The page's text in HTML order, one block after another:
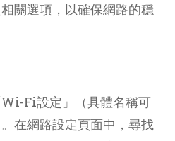
關選項，以確保網路的穩
Fi設定」（具體名稱可
在網路設定頁面中，尋找